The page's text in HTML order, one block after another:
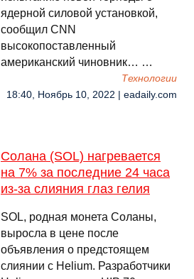
ядерной силовой установкой,
сообщил CNN
высокопоставленный
американский чиновник… …
Технологии
18:40, Ноябрь 10, 2022 | eadaily.com
Солана (SOL) нагревается
на 7% за последние 24 часа
из-за слияния глаз гелия
SOL, родная монета Соланы,
выросла в цене после
объявления о предстоящем
слиянии с Helium. Разработчики